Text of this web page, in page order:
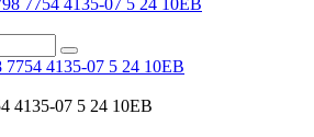
4135-07 5 24 10EB
4135-07 5 24 10EB